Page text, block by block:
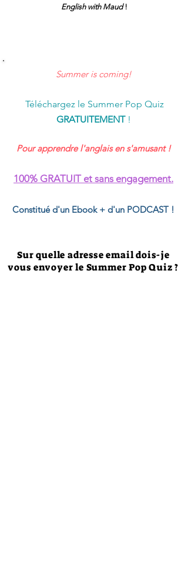
English with Maud !
Summer is coming!
Téléchargez le Summer Pop Quiz
GRATUITEMENT!
Pour apprendre l'anglais en s'amusant !
100% GRATUIT et sans engagement.
​Constitué d'​un Ebook + d'un PODCAST !
Sur quelle adresse email dois-je
vous envoyer le Summer Pop Quiz ?